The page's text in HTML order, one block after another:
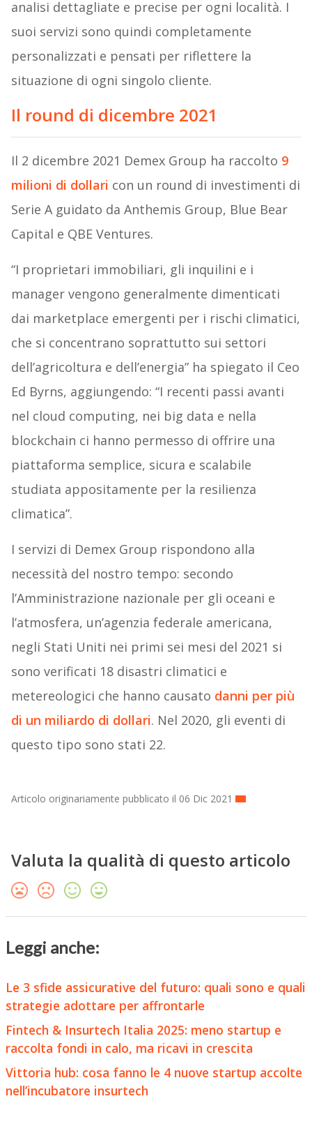
analisi dettagliate e precise per ogni località. I
suoi servizi sono quindi completamente
personalizzati e pensati per riflettere la
situazione di ogni singolo cliente.
Il round di dicembre 2021
Il 2 dicembre 2021 Demex Group ha raccolto 9
milioni di dollari con un round di investimenti di
Serie A guidato da Anthemis Group, Blue Bear
Capital e QBE Ventures.
“I proprietari immobiliari, gli inquilini e i
manager vengono generalmente dimenticati
dai marketplace emergenti per i rischi climatici,
che si concentrano soprattutto sui settori
dell’agricoltura e dell’energia” ha spiegato il Ceo
Ed Byrns, aggiungendo: “I recenti passi avanti
nel cloud computing, nei big data e nella
blockchain ci hanno permesso di offrire una
piattaforma semplice, sicura e scalabile
studiata appositamente per la resilienza
climatica”.
I servizi di Demex Group rispondono alla
necessità del nostro tempo: secondo
l’Amministrazione nazionale per gli oceani e
l’atmosfera, un’agenzia federale americana,
negli Stati Uniti nei primi sei mesi del 2021 si
sono verificati 18 disastri climatici e
metereologici che hanno causato danni per più
di un miliardo di dollari. Nel 2020, gli eventi di
questo tipo sono stati 22.
Articolo originariamente pubblicato il 06 Dic 2021
Valuta la qualità di questo articolo
Leggi anche:
Le 3 sfide assicurative del futuro: quali sono e quali
strategie adottare per affrontarle
Fintech & Insurtech Italia 2025: meno startup e
raccolta fondi in calo, ma ricavi in crescita
Vittoria hub: cosa fanno le 4 nuove startup accolte
nell’incubatore insurtech